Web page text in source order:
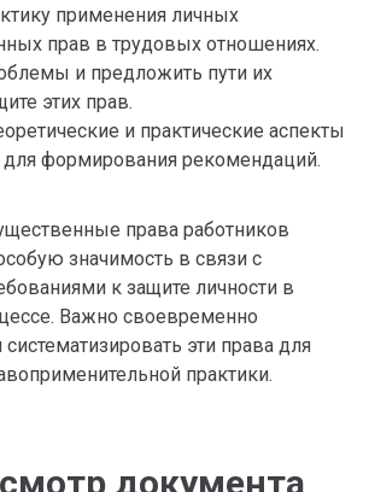
применения личных
прав в трудовых отношениях.
и предложить пути их
этих прав.
и практические аспекты
для формирования рекомендаций.
права работников
значимость в связи с
к защите личности в
Важно своевременно
эти права для
практики.
документа